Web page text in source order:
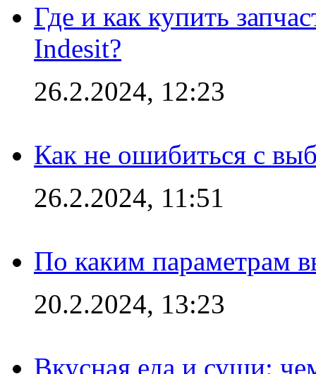
Где и как купить
Indesit?
26.2.2024, 12:23
Как не ошибиться с
26.2.2024, 11:51
По каким параметрам
20.2.2024, 13:23
Вкусная еда и суши: